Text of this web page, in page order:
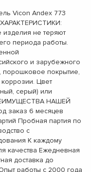
Vicon Andex 773
изделия не теряют
периода работы.
и зарубежного
порошковое покрытие,
Цвет
серый) или
НАШЕЙ
заказ 6 месяцев
Пробная партия по
с
К каждому
качества Ежедневная
доставка до
работы с 2000 года